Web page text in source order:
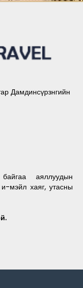
Дамдинсүрзнгийн
аяллуудын
мэйл хаяг, утасны